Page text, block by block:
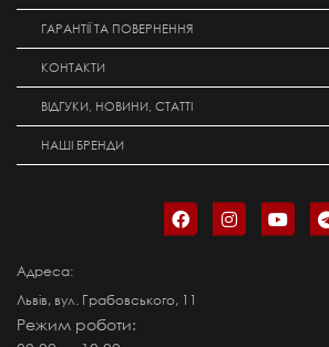
ГАРАНТІЇ ТА ПОВЕРНЕННЯ
КОНТАКТИ
ВІДГУКИ, НОВИНИ, СТАТТІ
НАШІ БРЕНДИ
Адреса:
Львів, вул. Грабовського, 11
Режим роботи: